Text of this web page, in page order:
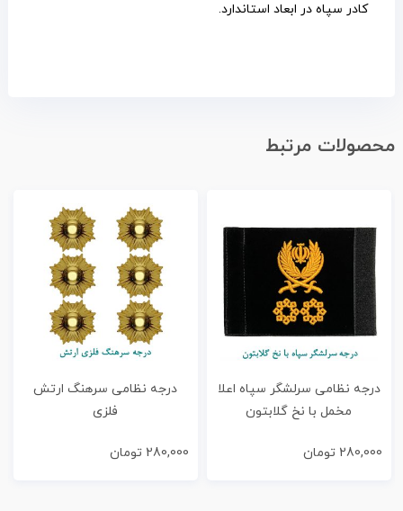
کادر سپاه در ابعاد استاندارد.
محصولات مرتبط
درجه نظامی سرلشگر سپاه اعلا
مخمل با نخ گلابتون
280,000 تومان
درجه نظامی سرهنگ ارتش
فلزی
280,000 تومان